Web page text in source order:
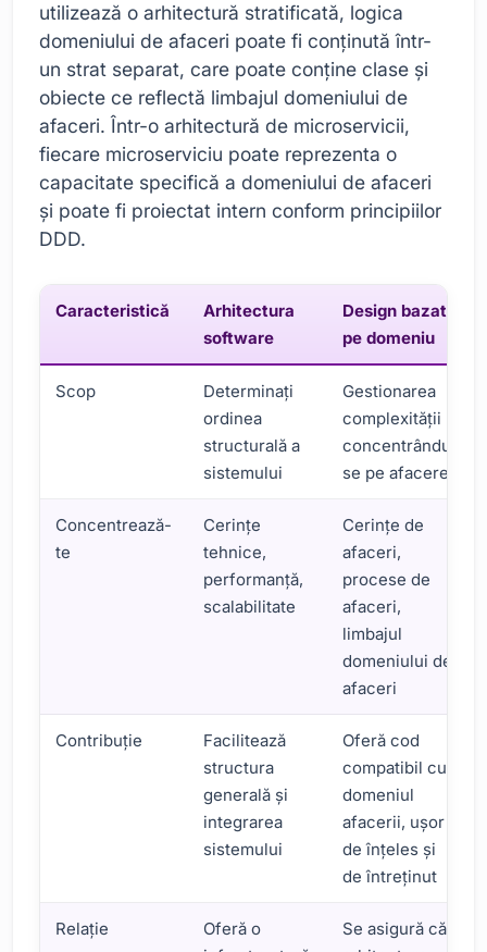
utilizează o arhitectură stratificată, logica
domeniului de afaceri poate fi conținută într-
un strat separat, care poate conține clase și
obiecte ce reflectă limbajul domeniului de
afaceri. Într-o arhitectură de microservicii,
fiecare microserviciu poate reprezenta o
capacitate specifică a domeniului de afaceri
și poate fi proiectat intern conform principiilor
DDD.
Caracteristică
Arhitectura
software
Design bazat
pe domeniu
Scop
Determinați
ordinea
structurală a
sistemului
Gestionarea
complexității
concentrându-
se pe afacere
Concentrează-
te
Cerințe
tehnice,
performanță,
scalabilitate
Cerințe de
afaceri,
procese de
afaceri,
limbajul
domeniului de
afaceri
Contribuţie
Facilitează
structura
generală și
integrarea
sistemului
Oferă cod
compatibil cu
domeniul
afacerii, ușor
de înțeles și
de întreținut
Relaţie
Oferă o
Se asigură că